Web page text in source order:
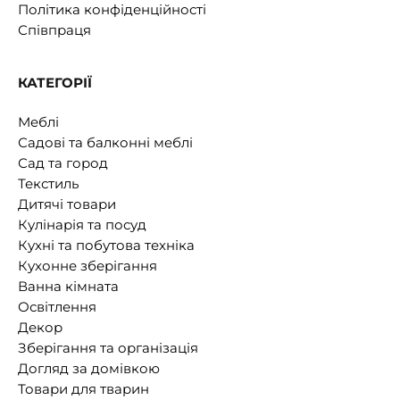
Політика конфіденційності
Співпраця
КАТЕГОРІЇ
Меблі
Садові та балконні меблі
Сад та город
Текстиль
Дитячі товари
Кулінарія та посуд
Кухні та побутова техніка
Кухонне зберігання
Ванна кімната
Освітлення
Декор
Зберігання та організація
Догляд за домівкою
Товари для тварин